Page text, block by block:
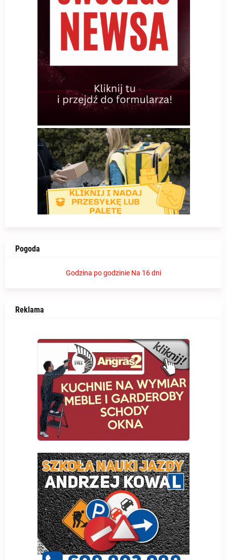
Pogoda
Godzina po godzinie Na 16 dni
Reklama